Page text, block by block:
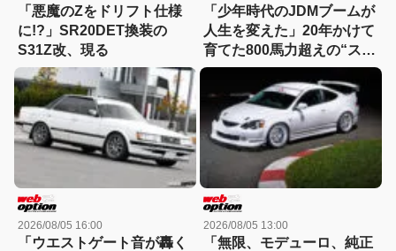
「悪魔のZをドリフト仕様
に!?」SR20DET換装の
S31Z改、現る
「少年時代のJDMブームが
人生を変えた」20年かけて
育てた800馬力超えの“ステ
ルス”JZA80スープラ！
2026/08/05 16:00
「ウエストゲート音が轟く
2026/08/05 13:00
「無限、モデューロ、純正